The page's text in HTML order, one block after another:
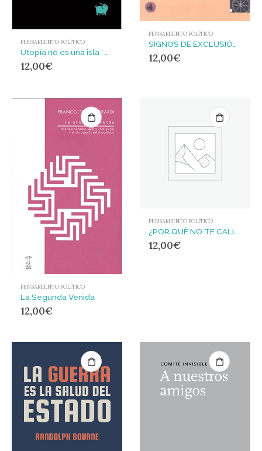
PENSAMIENTO POLÍTICO
Utopía no es una isla : Catálogo de mundos mejores
12,00€
PENSAMIENTO POLÍTICO
12,00€
PENSAMIENTO POLÍTICO
La Segunda Venida
12,00€
PENSAMIENTO POLÍTICO
12,00€